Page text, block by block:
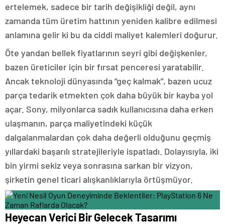
ertelemek, sadece bir tarih değişikliği değil, aynı
zamanda tüm üretim hattının yeniden kalibre edilmesi
anlamına gelir ki bu da ciddi maliyet kalemleri doğurur.
Öte yandan bellek fiyatlarının seyri gibi değişkenler,
bazen üreticiler için bir fırsat penceresi yaratabilir.
Ancak teknoloji dünyasında “geç kalmak”, bazen ucuz
parça tedarik etmekten çok daha büyük bir kayba yol
açar. Sony, milyonlarca sadık kullanıcısına daha erken
ulaşmanın, parça maliyetindeki küçük
dalgalanmalardan çok daha değerli olduğunu geçmiş
yıllardaki başarılı stratejileriyle ispatladı. Dolayısıyla, iki
bin yirmi sekiz veya sonrasına sarkan bir vizyon,
şirketin genel ticari alışkanlıklarıyla örtüşmüyor.
Heyecan Verici Bir Gelecek Tasarımı